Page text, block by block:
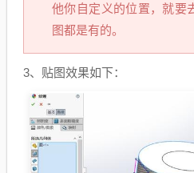
他你自定义的位置，就要
图都是有的。
3、贴图效果如下：